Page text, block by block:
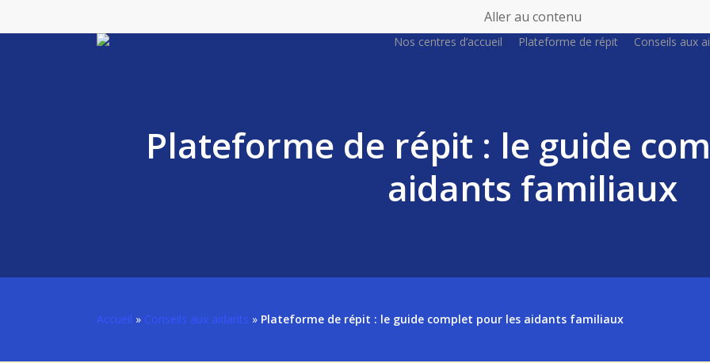
to
Aller au contenu
Nos centres d’accueil Plateforme de répit Conseils aux
Plateforme de répit : le guide
aidants familiaux
Accueil » Conseils aux aidants » Plateforme de répit : le guide complet pour les aidants familiaux